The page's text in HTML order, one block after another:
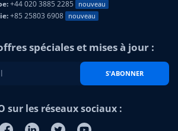
+44 020 3885 2285 nouveau
+85 25803 6908 nouveau
spéciales et mises à jour :
S'ABONNER
sur les réseaux sociaux :